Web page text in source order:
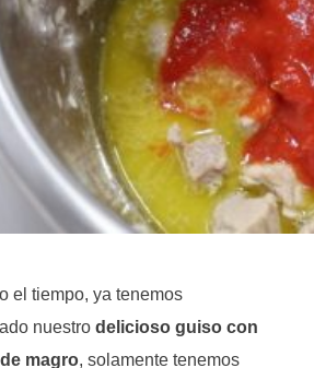
el tiempo, ya tenemos
nuestro delicioso guiso con
magro, solamente tenemos